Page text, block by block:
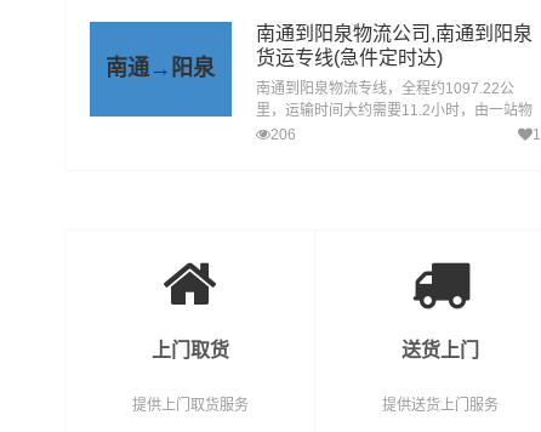
旬邑县、淳化县、武功县、兴平、彬州，为
企业、工厂、贸易商以及个人提供高效、便
捷、可靠的货运解决方案。您只需一个电话
其他交给我们。
南通→阳泉
南通到阳泉物流公司,南通到阳泉
货运专线(急件定时达)
南通到阳泉物流专线，全程约1097.22公
里，运输时间大约需要11.2小时，由一站物
流公司提供直达不中转定时达运输服务，可
206 1
上门取货
提供上门取货服务
送货上门
提供送货上门服务